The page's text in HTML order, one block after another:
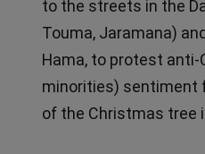
to the streets in the
Touma, Jaramana)
Hama, to protest
minorities) sentiment
of the Christmas tree